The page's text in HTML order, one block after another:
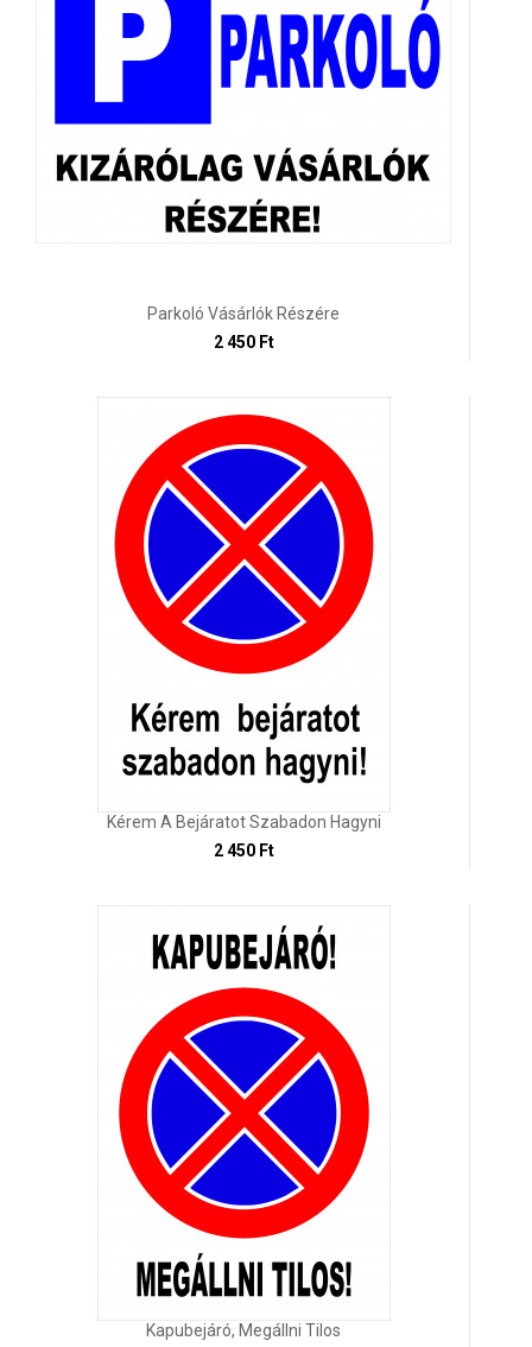
Parkoló Vásárlók Részére
2 450 Ft
Kérem A Bejáratot Szabadon Hagyni
2 450 Ft
Kapubejáró, Megállni Tilos